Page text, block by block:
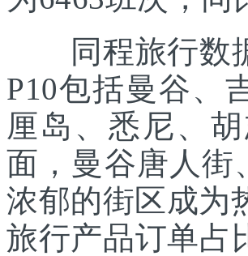
同程旅行数据
P10包括曼谷、
厘岛、悉尼、
面，曼谷唐人街
浓郁的街区成为
旅行产品订单占